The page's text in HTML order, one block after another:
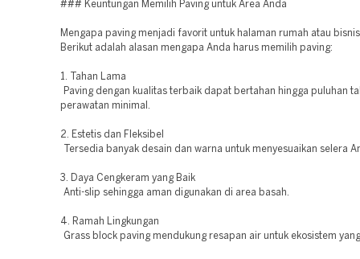
### Keuntungan Memilih Paving untuk Area Anda
Mengapa paving menjadi favorit untuk halaman rumah atau
Berikut adalah alasan mengapa Anda harus memilih paving:
1. Tahan Lama
Paving dengan kualitas terbaik dapat bertahan hingga puluhan
perawatan minimal.
2. Estetis dan Fleksibel
Tersedia banyak desain dan warna untuk menyesuaikan selera
3. Daya Cengkeram yang Baik
Anti-slip sehingga aman digunakan di area basah.
4. Ramah Lingkungan
Grass block paving mendukung resapan air untuk ekosistem